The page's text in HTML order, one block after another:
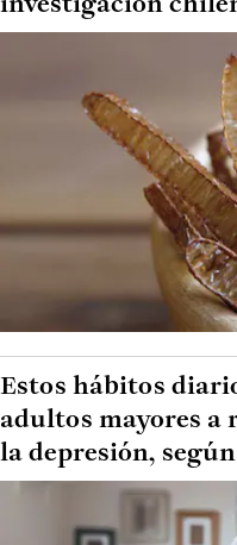
investigación
Estos hábitos
adultos mayores a
la depresión,